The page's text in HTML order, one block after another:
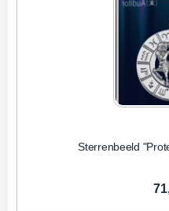
Sterrenbeeld